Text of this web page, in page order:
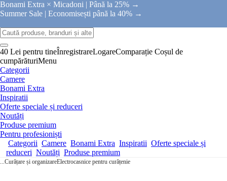
Bonami Extra × Micadoni | Până la 25% →
Summer Sale | Economisești până la 40% →
40 Lei pentru tineÎnregistrareLogareComparație Coșul de
cumpărăturiMenu
Categorii
Camere
Bonami Extra
Inspiratii
Oferte speciale și reduceri
Noutăți
Produse premium
Pentru profesioniști
Categorii Camere Bonami Extra Inspiratii Oferte speciale și
reduceri Noutăți Produse premium
...Curățare și organizareElectrocasnice pentru curățenie